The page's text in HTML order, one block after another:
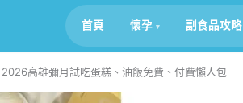
首頁 懷孕 副食品攻略
2026高雄彌月試吃蛋糕、油飯免費、付費懶人包